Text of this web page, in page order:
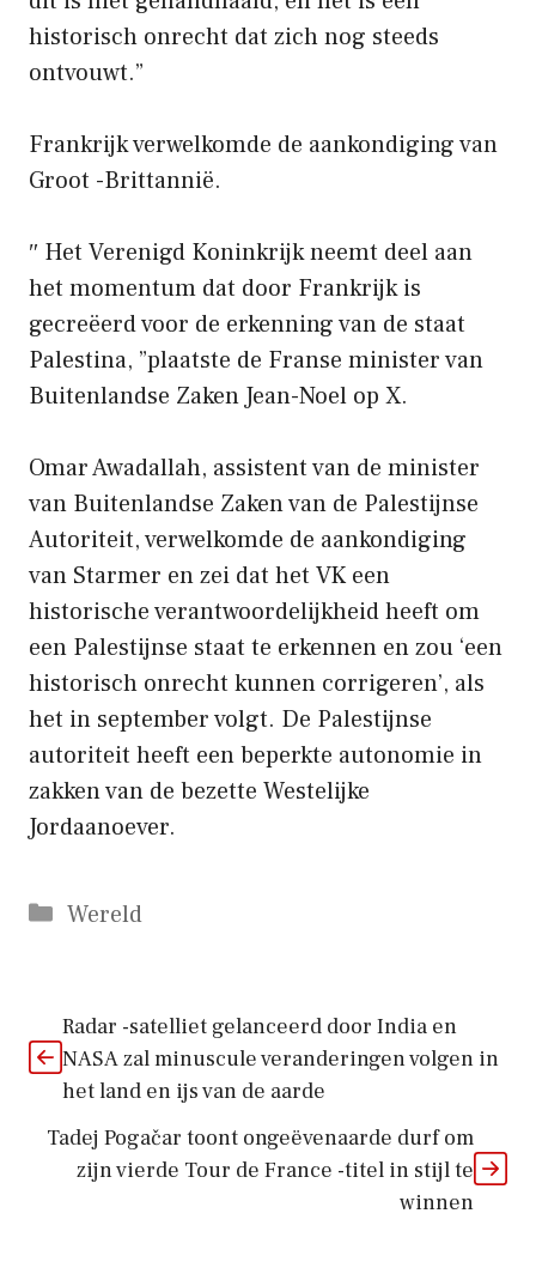
historisch onrecht dat zich nog steeds
ontvouwt.”
Frankrijk verwelkomde de aankondiging van
Groot -Brittannië.
″ Het Verenigd Koninkrijk neemt deel aan
het momentum dat door Frankrijk is
gecreëerd voor de erkenning van de staat
Palestina, ”plaatste de Franse minister van
Buitenlandse Zaken Jean-Noel op X.
Omar Awadallah, assistent van de minister
van Buitenlandse Zaken van de Palestijnse
Autoriteit, verwelkomde de aankondiging
van Starmer en zei dat het VK een
historische verantwoordelijkheid heeft om
een Palestijnse staat te erkennen en zou ‘een
historisch onrecht kunnen corrigeren’, als
het in september volgt. De Palestijnse
autoriteit heeft een beperkte autonomie in
zakken van de bezette Westelijke
Jordaanoever.
Categorieën
Wereld
Radar -satelliet gelanceerd door India en
NASA zal minuscule veranderingen volgen in
het land en ijs van de aarde
Tadej Pogačar toont ongeëvenaarde durf om
zijn vierde Tour de France -titel in stijl te
winnen